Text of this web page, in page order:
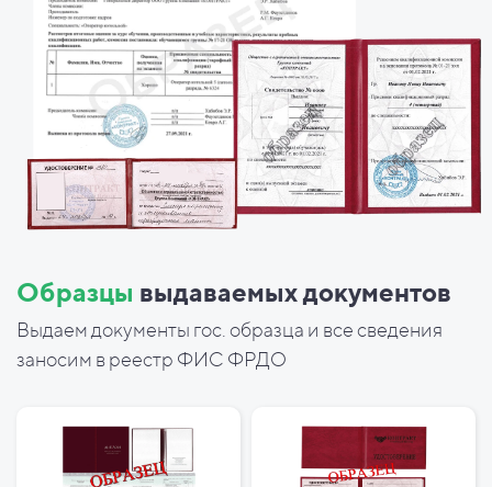
Образцы выдаваемых документов
Выдаем документы гос. образца и все сведения
заносим в реестр ФИС ФРДО